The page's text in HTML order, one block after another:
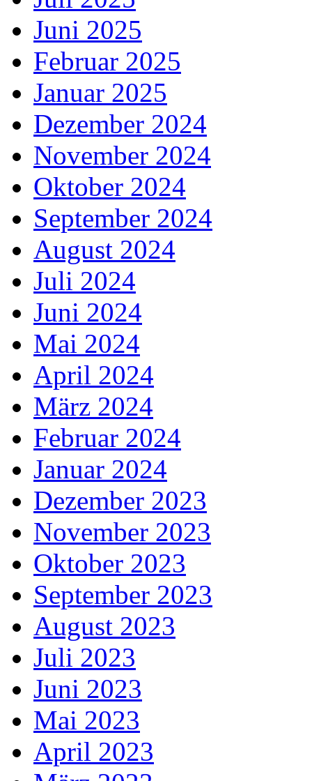
Juni 2025
Februar 2025
Januar 2025
Dezember 2024
November 2024
Oktober 2024
September 2024
August 2024
Juli 2024
Juni 2024
Mai 2024
April 2024
März 2024
Februar 2024
Januar 2024
Dezember 2023
November 2023
Oktober 2023
September 2023
August 2023
Juli 2023
Juni 2023
Mai 2023
April 2023